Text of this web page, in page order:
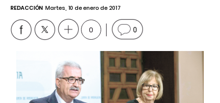
REDACCIÓN Martes, 10 de enero de 2017
0 0